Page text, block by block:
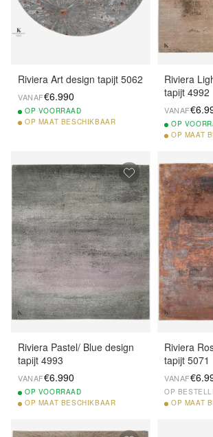
Riviera Art design tapijt 5062
VANAF€6.990
OP VOORRAAD
OP MAAT BESCHIKBAAR
Riviera
tapijt 4992
VANAF
OP
OP MAAT
Riviera Pastel/ Blue design
tapijt 4993
VANAF€6.990
OP VOORRAAD
OP MAAT BESCHIKBAAR
Riviera
tapijt 5071
VANAF
OP
OP MAAT